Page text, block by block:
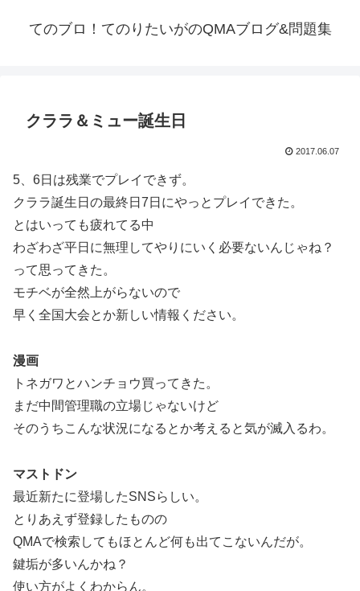
てのブロ！てのりたいがのQMAブログ&問題集
クララ＆ミュー誕生日
2017.06.07
5、6日は残業でプレイできず。
クララ誕生日の最終日7日にやっとプレイできた。
とはいっても疲れてる中
わざわざ平日に無理してやりにいく必要ないんじゃね？
って思ってきた。
モチベが全然上がらないので
早く全国大会とか新しい情報ください。
漫画
トネガワとハンチョウ買ってきた。
まだ中間管理職の立場じゃないけど
そのうちこんな状況になるとか考えると気が滅入るわ。
マストドン
最近新たに登場したSNSらしい。
とりあえず登録したものの
QMAで検索してもほとんど何も出てこないんだが。
鍵垢が多いんかね？
使い方がよくわからん。